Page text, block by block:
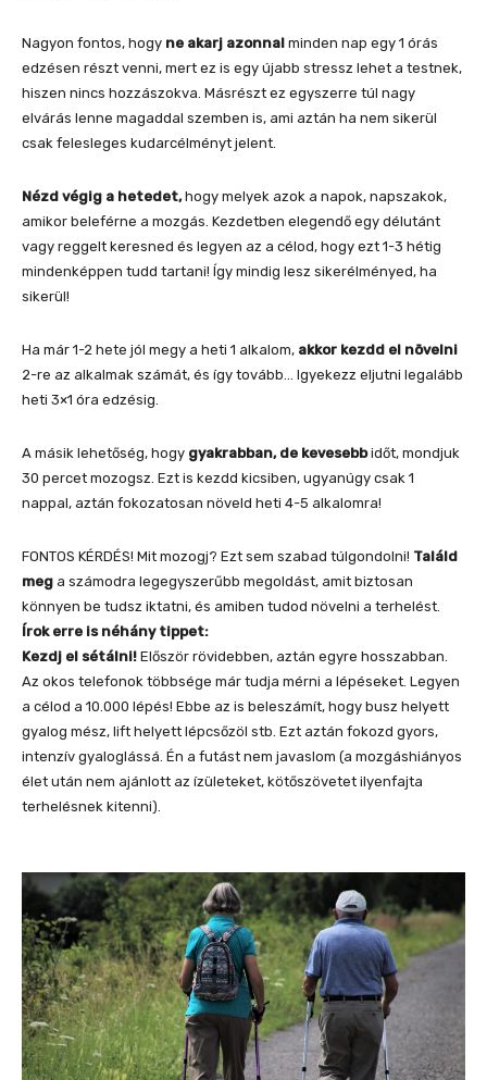
Nagyon fontos, hogy ne akarj azonnal minden nap egy 1 órás
edzésen részt venni, mert ez is egy újabb stressz lehet a testnek,
hiszen nincs hozzászokva. Másrészt ez egyszerre túl nagy
elvárás lenne magaddal szemben is, ami aztán ha nem sikerül
csak felesleges kudarcélményt jelent.
Nézd végig a hetedet,hogy melyek azok a napok, napszakok,
amikor beleférne a mozgás. Kezdetben elegendő egy délutánt
vagy reggelt keresned és legyen az a célod, hogy ezt 1-3 hétig
mindenképpen tudd tartani! Így mindig lesz sikerélményed, ha
sikerül!
Ha már 1-2 hete jól megy a heti 1 alkalom, akkor kezdd el növelni
2-re az alkalmak számát, és így tovább… Igyekezz eljutni legalább
heti 3×1 óra edzésig.
A másik lehetőség, hogy gyakrabban, de kevesebbidőt, mondjuk
30 percet mozogsz. Ezt is kezdd kicsiben, ugyanúgy csak 1
nappal, aztán fokozatosan növeld heti 4-5 alkalomra!
FONTOS KÉRDÉS! Mit mozogj? Ezt sem szabad túlgondolni! Találd
meg a számodra legegyszerűbb megoldást, amit biztosan
könnyen be tudsz iktatni, és amiben tudod növelni a terhelést.
Írok erre is néhány tippet:
Kezdj el sétálni! Először rövidebben, aztán egyre hosszabban.
Az okos telefonok többsége már tudja mérni a lépéseket. Legyen
a célod a 10.000 lépés! Ebbe az is beleszámít, hogy busz helyett
gyalog mész, lift helyett lépcsőzöl stb. Ezt aztán fokozd gyors,
intenzív gyaloglássá. Én a futást nem javaslom (a mozgáshiányos
élet után nem ajánlott az ízületeket, kötőszövetet ilyenfajta
terhelésnek kitenni).